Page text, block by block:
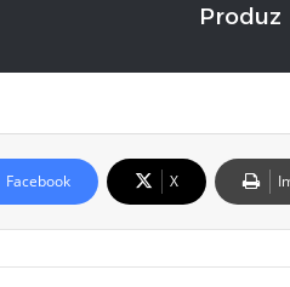
Produz
Facebook X